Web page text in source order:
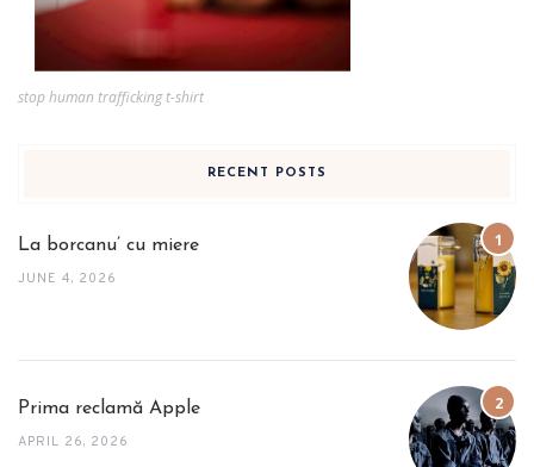
stop human trafficking t-shirt
RECENT POSTS
La borcanu’ cu miere
JUNE 4, 2026
Prima reclamă Apple
APRIL 26, 2026